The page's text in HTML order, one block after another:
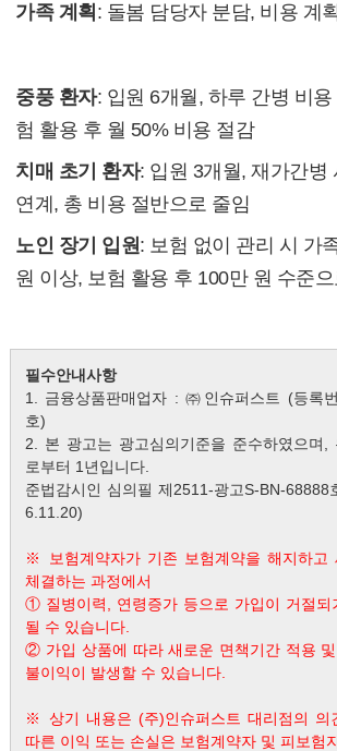
가족 계획 : 돌봄 담당자 분담, 비용 계
중풍 환자: 입원 6개월, 하루 간병 비
험 활용 후 월 50% 비용 절감
치매 초기 환자: 입원 3개월, 재가간병
연계, 총 비용 절반으로 줄임
노인 장기 입원: 보험 없이 관리 시 가
원 이상, 보험 활용 후 100만 원 수준
필수안내사항
1. 금융상품판매업자 : ㈜인슈퍼스트 (등록
호)
2. 본 광고는 광고심의기준을 준수하였으며,
로부터 1년입니다.
준법감시인 심의필 제2511-광고S-BN-68888
6.11.20)
※ 보험계약자가 기존 보험계약을 해지하고
체결하는 과정에서
① 질병이력, 연령증가 등으로 가입이 거절되
될 수 있습니다.
② 가입 상품에 따라 새로운 면책기간 적용
불이익이 발생할 수 있습니다.
※ 상기 내용은 (주)인슈퍼스트 대리점의 의
따른 이익 또는 손실은 보험계약자 및 피보험